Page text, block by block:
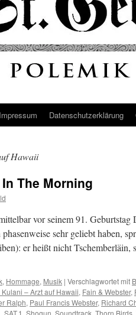
Impressum Datenschutz­erklärung
Hawaii
The Morning
vor seinem 91. Geburtstag
sehr geliebt haben,
er heißt nicht
, Hommage, Musik | Verschlagwortet mit
Kulani – Arzt auf Hawaii, Fain & Webster,
Ralph, Paul Francis Webster, Richard
, SAT.1 , Shogun, Soundtrack, Thorn Birds,